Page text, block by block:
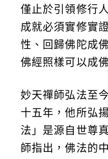
僅止於引領修行
成就必須實修實
性、回歸佛陀成
佛經照樣可以成佛
妙天禪師弘法至
十五年，他所弘
法」是源自世尊
師指出，佛法的